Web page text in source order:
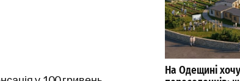
На Одещині